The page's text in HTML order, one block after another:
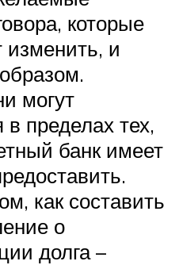
которые
изменить, и
могут
в пределах тех,
банк имеет
как составить
о
долга –